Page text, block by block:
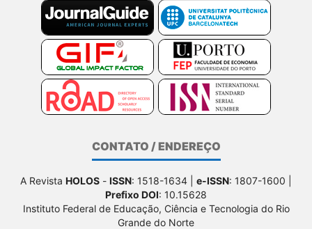
CONTATO / ENDEREÇO
A Revista HOLOS - ISSN: 1518-1634 | e-ISSN: 1807-1600 |
Prefixo DOI: 10.15628
Instituto Federal de Educação, Ciência e Tecnologia do Rio
Grande do Norte